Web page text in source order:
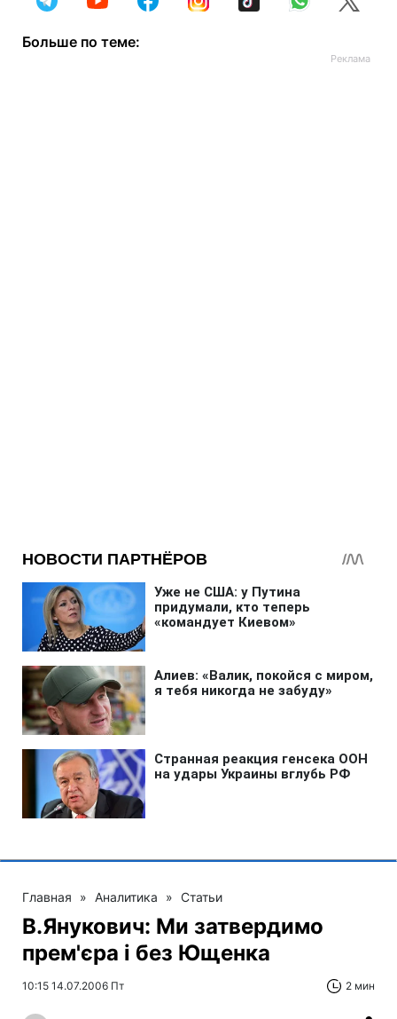
Больше по теме:
Главная » Аналитика » Статьи
В.Янукович: Ми затвердимо
прем'єра і без Ющенка
10:15 14.07.2006 Пт 2 мин